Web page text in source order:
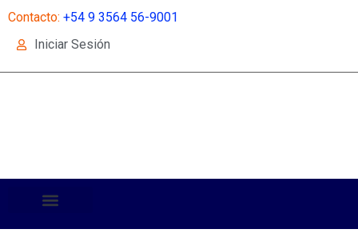
Contacto: +54 9 3564 56-9001
Iniciar Sesión